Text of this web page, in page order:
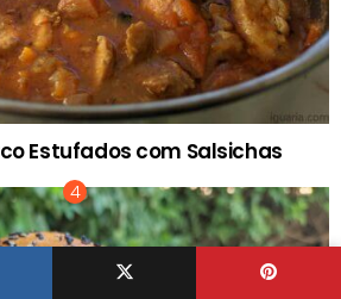
Estufados com Salsichas